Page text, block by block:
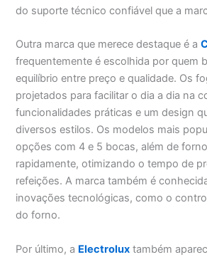
do suporte técnico confiável que a
Outra marca que merece destaque é a
frequentemente é escolhida por quem
equilíbrio entre preço e qualidade. Os
projetados para facilitar o dia a dia na
funcionalidades práticas e um design
diversos estilos. Os modelos mais
opções com 4 e 5 bocas, além de
rapidamente, otimizando o tempo de
refeições. A marca também é
inovações tecnológicas, como o
do forno.
Por último, a Electrolux também